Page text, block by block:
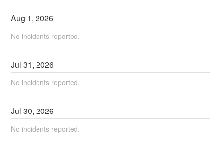
Aug 1,2026
No incidents reported.
Jul31,2026
No incidents reported.
Jul30,2026
No incidents reported.